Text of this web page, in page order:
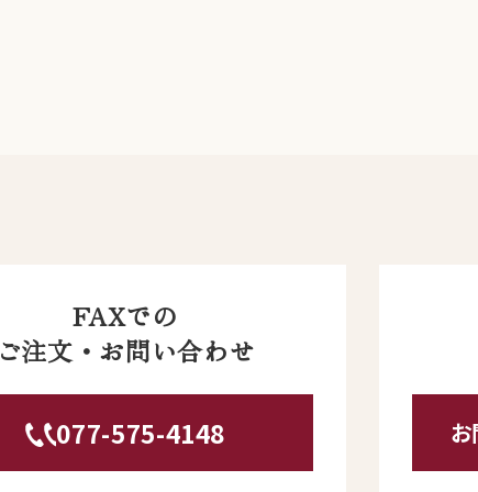
FAXでの
ご注文・お問い合わせ
077-575-4148